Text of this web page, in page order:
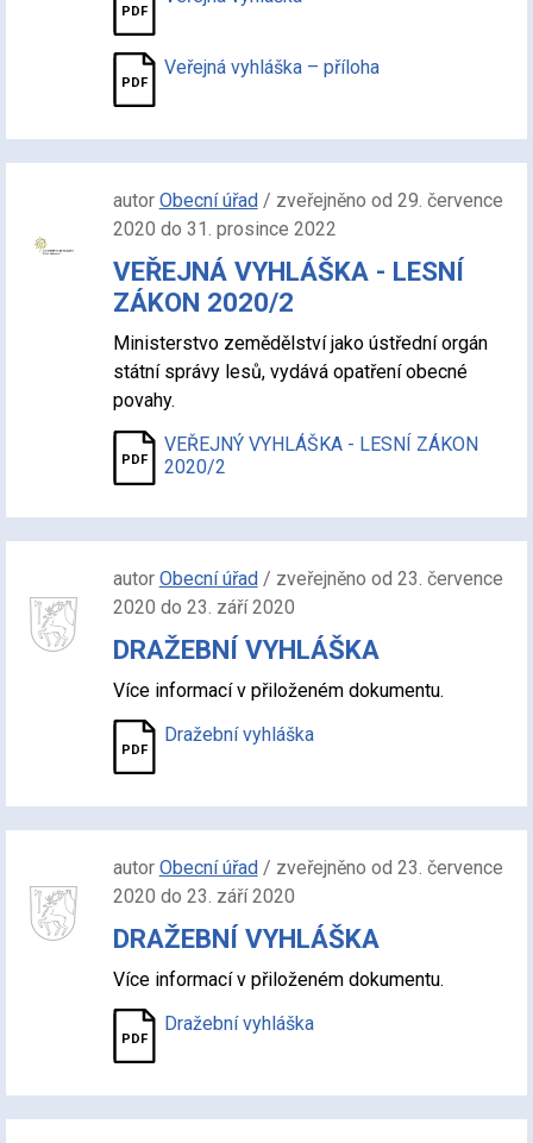
Veřejná vyhláška – příloha
autor Obecní úřad/ zveřejněno od 29. července
2020 do 31. prosince 2022
VEŘEJNÁ VYHLÁŠKA - LESNÍ
ZÁKON 2020/2
Ministerstvo zemědělství jako ústřední orgán
státní správy lesů, vydává opatření obecné
povahy.
VEŘEJNÝ VYHLÁŠKA - LESNÍ ZÁKON
2020/2
autor Obecní úřad/ zveřejněno od 23. července
2020 do 23. září 2020
DRAŽEBNÍ VYHLÁŠKA
Více informací v přiloženém dokumentu.
Dražební vyhláška
autor Obecní úřad/ zveřejněno od 23. července
2020 do 23. září 2020
DRAŽEBNÍ VYHLÁŠKA
Více informací v přiloženém dokumentu.
Dražební vyhláška